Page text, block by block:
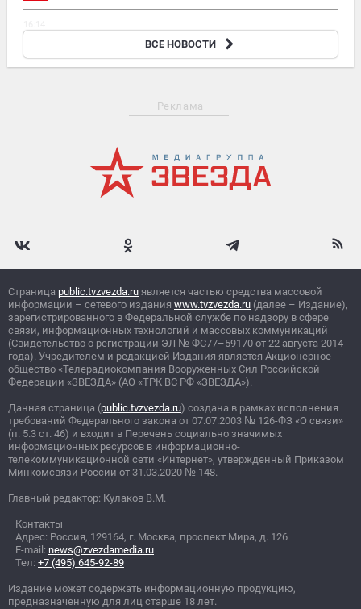
«Наказание либо возмездие»: в МИД РФ осудили вражескую атаку
ВСЕ НОВОСТИ
Реклама
Страница public.tvzvezda.ru является частью средства массовой
информации – сетевого издания www.tvzvezda.ru (далее – Издание),
зарегистрированного в Федеральной службе по надзору в сфере
связи, информационных технологий и массовых коммуникаций
(Свидетельство о регистрации ЭЛ № ФС77–59170 от 22 августа 2014
года). Учредителем и редакцией Издания является Акционерное
общество «Телерадиокомпания Вооруженных Сил Российской
Федерации «ЗВЕЗДА» (АО «ТРК ВС РФ «ЗВЕЗДА»).
Данная страница (public.tvzvezda.ru) создана в рамках исполнения
требований Федерального закона от 07.07.2003 № 126-ФЗ «О связи»
(п. 5.3 ст. 46) и входит в Перечень социально значимых
информационных ресурсов в информационно-
телекоммуникационной сети «Интернет», утвержденный Приказом
Минкомсвязи России от 31.03.2020 № 148.
Главный редактор: Кулаков В.М.
Контакты
Адрес: Россия, 129164, г. Москва, проспект Мира, д. 126
E-mail: news@zvezdamedia.ru
Тел: +7 (495) 645-92-89
Издание может содержать информационную продукцию,
предназначенную для лиц старше 18 лет.